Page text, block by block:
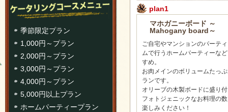
季節限定プラン
1,000円～プラン
2,000円～プラン
3,000円～プラン
4,000円～プラン
5,000円以上プラン
ホームパーティープラン
plan1
マホガニーボード ～
Mahogany board～
ご自宅やマンションのパーテ
ムで行うホームパーティーな
すめ。
お肉メインのボリュームたっ
ランです。
オリーブの木製ボードに盛り
フォトジェニックなお料理の
楽しみください！